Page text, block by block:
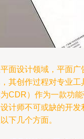
面设计领域，平面
其创作过程对专业
CDR）作为一款功
计师不可或缺的开
下几个方面。